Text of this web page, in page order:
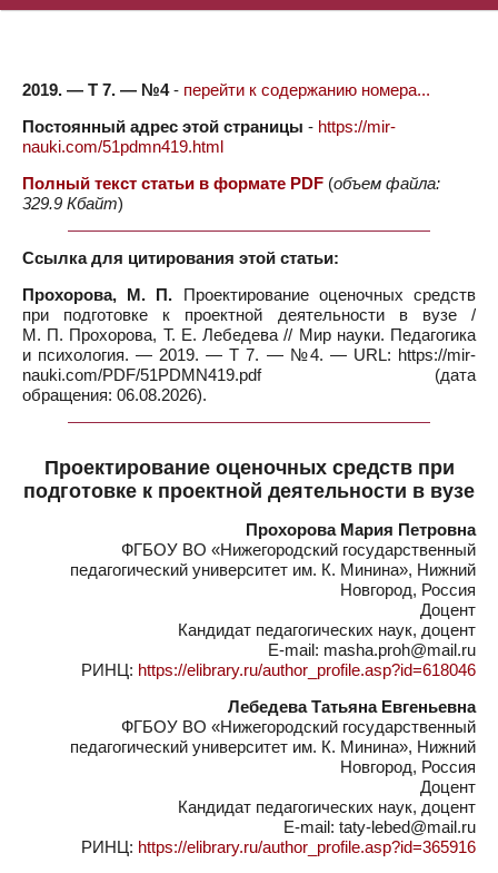
2019. — Т 7. — №4- перейти к содержанию номера...
Постоянный адрес этой страницы - https://mir-
nauki.com/51pdmn419.html
Полный текст статьи в формате PDF (объем файла:
329.9 Кбайт)
Ссылка для цитирования этой статьи:
Прохорова, М. П. Проектирование оценочных средств
при подготовке к проектной деятельности в вузе /
М. П. Прохорова, Т. Е. Лебедева // Мир науки. Педагогика
и психология. — 2019. — Т 7. — №4. — URL: https://mir-
nauki.com/PDF/51PDMN419.pdf (дата
обращения: 06.08.2026).
Проектирование оценочных средств при
подготовке к проектной деятельности в вузе
Прохорова Мария Петровна
ФГБОУ ВО «Нижегородский государственный
педагогический университет им. К. Минина», Нижний
Новгород, Россия
Доцент
Кандидат педагогических наук, доцент
E-mail: masha.proh@mail.ru
РИНЦ: https://elibrary.ru/author_profile.asp?id=618046
Лебедева Татьяна Евгеньевна
ФГБОУ ВО «Нижегородский государственный
педагогический университет им. К. Минина», Нижний
Новгород, Россия
Доцент
Кандидат педагогических наук, доцент
E-mail: taty-lebed@mail.ru
РИНЦ: https://elibrary.ru/author_profile.asp?id=365916